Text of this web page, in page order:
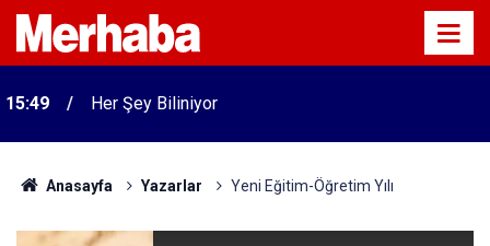
15:47 Niyet Ettim Allah Rızası İçin
Anasayfa Yazarlar Yeni Eğitim-Öğretim Yılı